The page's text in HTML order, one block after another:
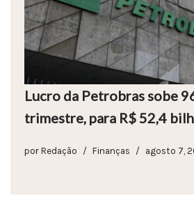
Lucro da Petrobras sobe
trimestre, para R$ 52,4
por Redação Finanças agosto 7,